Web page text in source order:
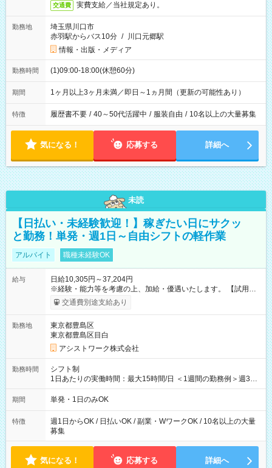
交通費 実費支給／当社規定あり。
勤務地
埼玉県川口市
赤羽駅からバス10分 / 川口元郷駅
情報・出版・メディア
勤務時間 (1)09:00-18:00(休憩60分)
期間 1ヶ月以上3ヶ月未満／即日～1ヵ月間（更新の可能性あり）
特徴 履歴書不要 / 40～50代活躍中 / 服装自由 / 10名以上の大量募集
気になる！ 応募する 詳細へ
未読
【日払い・未経験歓迎！】稼ぎたい日にサクッ
と勤務！単発・週1日～自由シフトの軽作業
アルバイト 職種未経験OK
給与
日給10,305円～37,204円
※経験・能力等を考慮の上、加給・優遇いたします。 【試用期
間】試用期間なし
交通費別途支給あり
勤務地
東京都豊島区
東京都豊島区目白
アシストワーク株式会社
勤務時間
シフト制
1日あたりの実働時間：最大15時間/日 ＜1週間の勤務例＞週3回
勤務 勤務：月・水・金 休み：火・木・土・日 好きな時にお仕事
可能です！ ※1日あたりの最大実働時間は日勤、夜勤共に勤務し
期間 単発・1日のみOK
特徴
週1日からOK / 日払いOK / 副業・WワークOK / 10名以上の大量
募集
気になる！ 応募する 詳細へ